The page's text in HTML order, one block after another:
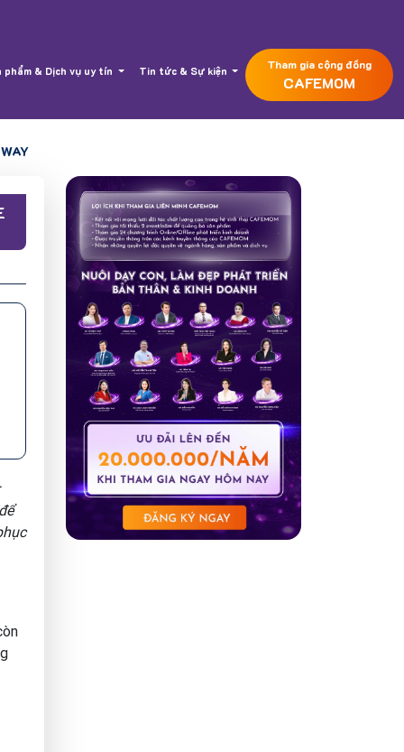
phẩm & Dịch vụ uy tín Tin tức & Sự kiện Tham gia cộng đồng
CAFEMOM